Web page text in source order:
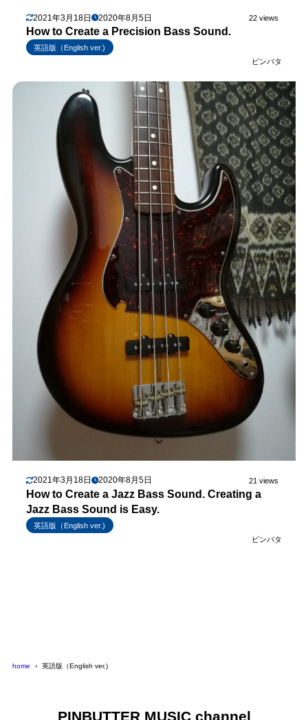
2021年3月18日 2020年8月5日 22 views
How to Create a Precision Bass Sound.
英語版（English ver.)
ピンバタ
2021年3月18日 2020年8月5日 21 views
How to Create a Jazz Bass Sound. Creating a
Jazz Bass Sound is Easy.
英語版（English ver.)
ピンバタ
home 英語版（English ver.)
PINBUTTER MUSIC channel